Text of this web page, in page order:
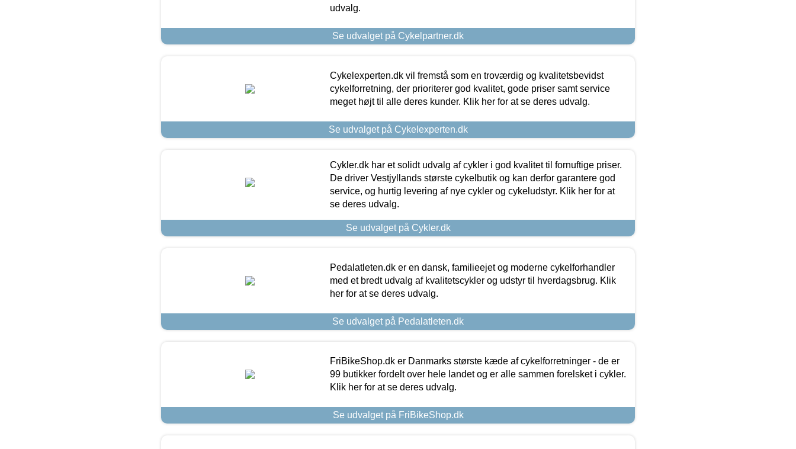
udvalg.
Se udvalget på Cykelpartner.dk
Cykelexperten.dk vil fremstå som en troværdig og kvalitetsbevidst
cykelforretning, der prioriterer god kvalitet, gode priser samt service
meget højt til alle deres kunder. Klik her for at se deres udvalg.
Se udvalget på Cykelexperten.dk
Cykler.dk har et solidt udvalg af cykler i god kvalitet til fornuftige priser.
De driver Vestjyllands største cykelbutik og kan derfor garantere god
service, og hurtig levering af nye cykler og cykeludstyr. Klik her for at
se deres udvalg.
Se udvalget på Cykler.dk
Pedalatleten.dk er en dansk, familieejet og moderne cykelforhandler
med et bredt udvalg af kvalitetscykler og udstyr til hverdagsbrug. Klik
her for at se deres udvalg.
Se udvalget på Pedalatleten.dk
FriBikeShop.dk er Danmarks største kæde af cykelforretninger - de er
99 butikker fordelt over hele landet og er alle sammen forelsket i cykler.
Klik her for at se deres udvalg.
Se udvalget på FriBikeShop.dk